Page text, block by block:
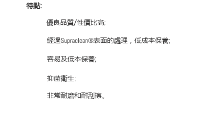
特點:
優良品質/性價比高;
經過Supraclean®表面的處理，低成本保養;
容易及低本保養;
抑菌衛生;
非常耐磨和耐刮擦。